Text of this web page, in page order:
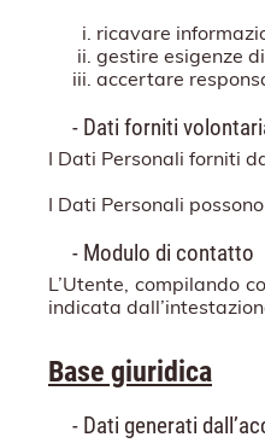
ricavare
gestire esigenze
accertare
- Dati forniti
I Dati Personali forniti
I Dati Personali
- Modulo di contatto
L’Utente, compilando
indicata
Base giuridica
- Dati generati